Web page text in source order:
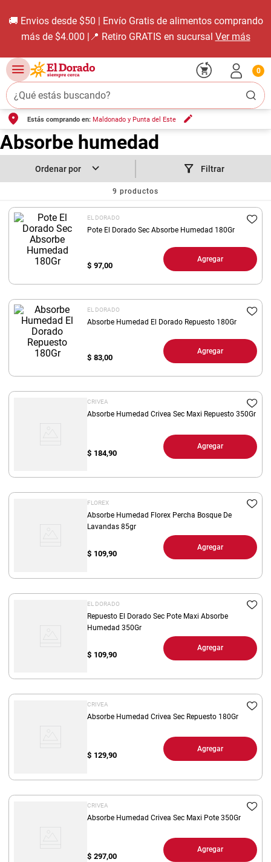
🚚 Envios desde $50 | Envío Gratis de alimentos comprando
más de $4.000 |📍 Retiro GRATIS en sucursal Ver más
¿Qué estás buscando?
0
Estás comprando en: Maldonado y Punta del Este
Absorbe humedad
Filtrar
9 productos
EL DORADO
Pote El Dorado Sec Absorbe Humedad 180Gr
$ 97,00
Agregar
EL DORADO
Absorbe Humedad El Dorado Repuesto 180Gr
$ 83,00
Agregar
CRIVEA
Absorbe Humedad Crivea Sec Maxi Repuesto 350Gr
$ 184,90
Agregar
FLOREX
Absorbe Humedad Florex Percha Bosque De
Lavandas 85gr
$ 109,90
Agregar
EL DORADO
Repuesto El Dorado Sec Pote Maxi Absorbe
Humedad 350Gr
$ 109,90
Agregar
CRIVEA
Absorbe Humedad Crivea Sec Repuesto 180Gr
$ 129,90
Agregar
CRIVEA
Absorbe Humedad Crivea Sec Maxi Pote 350Gr
$ 297,00
Agregar
TÉRMINOS MÁS BUSCADOS
2. leche
7. fideos
8. yerba
10. harina